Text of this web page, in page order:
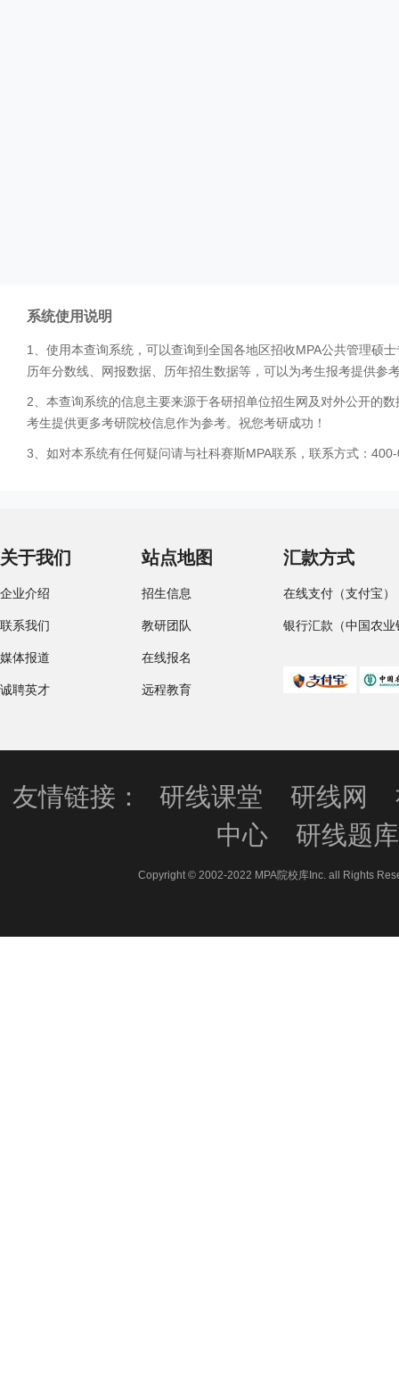
系统使用说明
1、使用本查询系统，可以查询到全国各地区招收MPA公共管理硕
历年分数线、网报数据、历年招生数据等，可以为考生报考提供参
2、本查询系统的信息主要来源于各研招单位招生网及对外公开的
考生提供更多考研院校信息作为参考。祝您考研成功！
3、如对本系统有任何疑问请与社科赛斯MPA联系，联系方式：
关于我们
企业介绍
联系我们
媒体报道
诚聘英才
站点地图
招生信息
教研团队
在线报名
远程教育
汇款方式
在线支付（支付宝）
银行汇款（中国农业
友情链接： 研线课堂 研线网
中心
研线题库
Copyright © 2002-2022 MPA院校库Inc. all Rights